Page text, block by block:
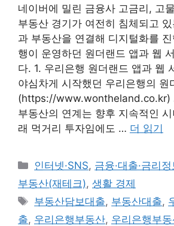
네이버에 밀린 금융사 고금리, 고
부동산 경기가 여전히 침체되고
과 부동산을 연결해 디지털화를
행이 운영하던 원더랜드 앱과 웹
다. 1. 우리은행 원더랜드 앱과 웹
야심차게 시작했던 우리은행의 원
(https://www.wontheland.co.kr)
부동산의 연계는 향후 지속적인
래 먹거리 투자임에도 … 더 읽기
카
테
고
리
인터넷·SNS, 금융·대출·금리정
부동산(재테크), 생활 경제
태
그
부동산담보대출, 부동산대출,
출, 우리은행부동산, 우리은행부동